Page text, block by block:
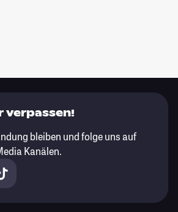
verpassen!
bleiben und folge uns auf
Kanälen.